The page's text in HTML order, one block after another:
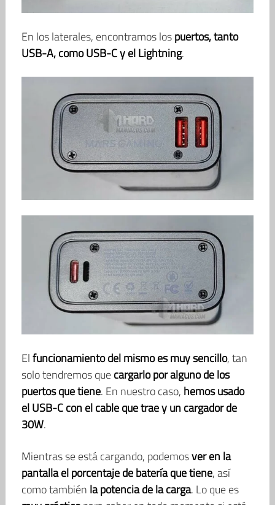
En los laterales, encontramos lospuertos, tanto
USB-A, como USB-C y el Lightning.
Elfuncionamiento del mismo es muy sencillo, tan
solo tendremos quecargarlo por alguno de los
puertos que tiene. En nuestro caso, hemos usado
el USB-C con el cable que trae y un cargador de
30W.
Mientras se está cargando, podemosver en la
pantalla el porcentaje de batería que tiene, así
como también la potencia de la carga. Lo que es